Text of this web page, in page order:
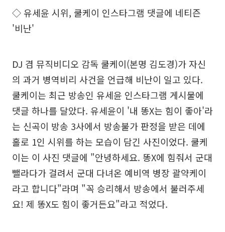
◇ 유세윤 시위, 쿨케이 인스타그램 댓글에 네티즌
'비난'
DJ 겸 뮤직비디오 감독 쿨케이(본명 김도경)가 자신
의 과거 병역비리 사건을 언급해 비난이 일고 있다.
쿨케이는 최근 방송인 유세윤 인스타그램 게시물에
댓글 하나를 달았다. 유세윤이 '내 똥X는 힘이 좋아'라
는 신곡이 방송 3사에서 방송불가 판정을 받은 데에
홀로 1인 시위를 하는 모습이 담긴 사진이었다. 쿨케
이는 이 사진 댓글에 "안녕하세요. 똥X에 힘줘서 군대
뺄라다가 걸려서 군대 다녀온 예비역 병장 괄약케이
라고 합니다"라며 "꼭 승리해서 방송에서 불러주세
요! 제 똥X도 힘이 좋거든요"라고 적었다.